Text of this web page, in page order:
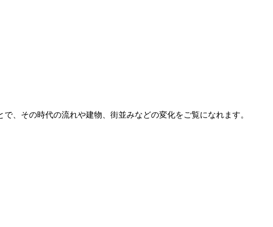
、その時代の流れや建物、街並みなどの変化をご覧になれます。